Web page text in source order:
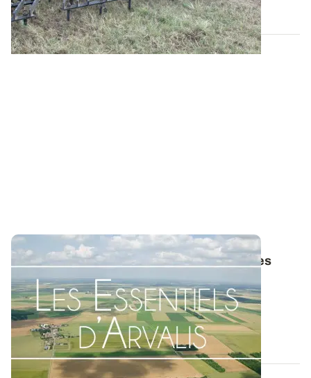
04 SEPT. 2014
Les Essentiels d'ARVALIS - Faut-il aérer ses
prairies ?
Les essais menés par ARVALIS sur sa station
expérimentale de Lorraine, à Saint-Hilaire-en...
20 FÉVR. 2019